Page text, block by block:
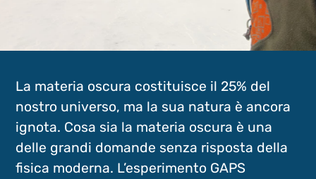
La materia oscura costituisce il 25% del
nostro universo, ma la sua natura è ancora
ignota. Cosa sia la materia oscura è una
delle grandi domande senza risposta della
fisica moderna. L’esperimento GAPS